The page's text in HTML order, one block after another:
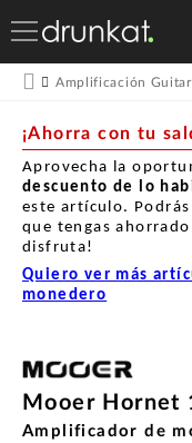
Amplificación
¡Ahorra con tu
Aprovecha la
descuento de lo
este artículo.
que tengas
disfruta!
Quiero ver más
monedero
Mooer Hornet
Amplificador de